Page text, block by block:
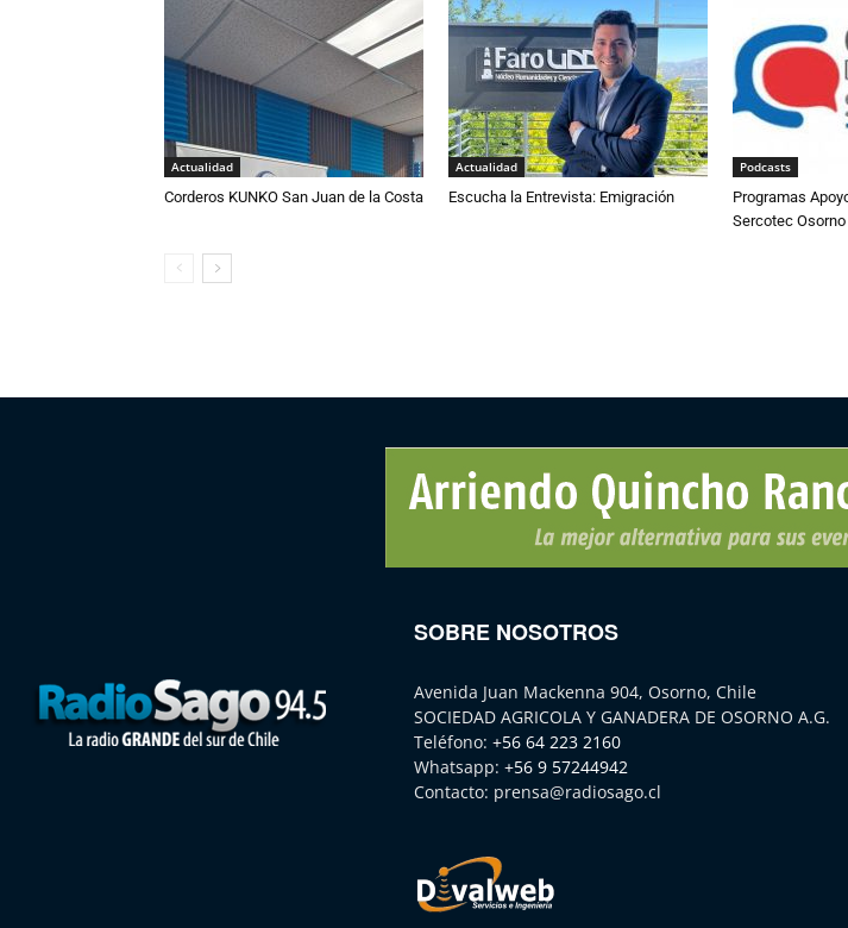
Actualidad
Corderos KUNKO San Juan de la Costa
Actualidad
Escucha la Entrevista: Emigración
Podcasts
Programas
Sercotec Osorno
SOBRE NOSOTROS
Avenida Juan Mackenna 904, Osorno, Chile
SOCIEDAD AGRICOLA Y GANADERA DE OSORNO A.G.
Teléfono: +56 64 223 2160
Whatsapp: +56 9 57244942
Contacto: prensa@radiosago.cl